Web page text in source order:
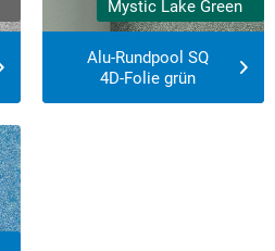
Mystic Lake Green
Alu-Rundpool SQ
4D-Folie grün